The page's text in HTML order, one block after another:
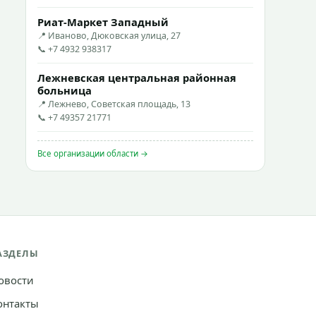
Риат-Маркет Западный
📍 Иваново, Дюковская улица, 27
📞 +7 4932 938317
Лежневская центральная районная
больница
📍 Лежнево, Советская площадь, 13
📞 +7 49357 21771
Все организации области →